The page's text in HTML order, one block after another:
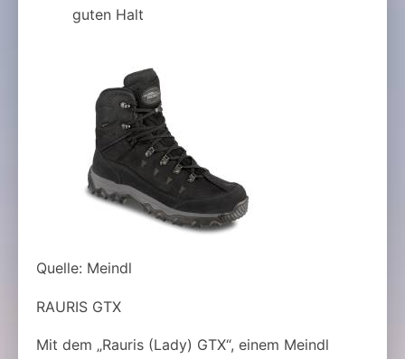
guten Halt
Quelle: Meindl
RAURIS GTX
Mit dem „Rauris (Lady) GTX“, einem Meindl